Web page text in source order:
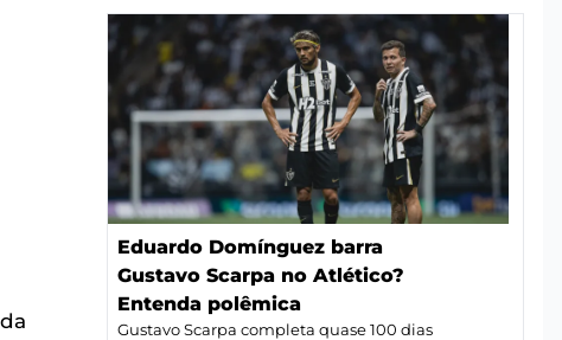
Eduardo Domínguez barra
Gustavo Scarpa no Atlético?
Entenda polêmica
Gustavo Scarpa completa quase 100 dias